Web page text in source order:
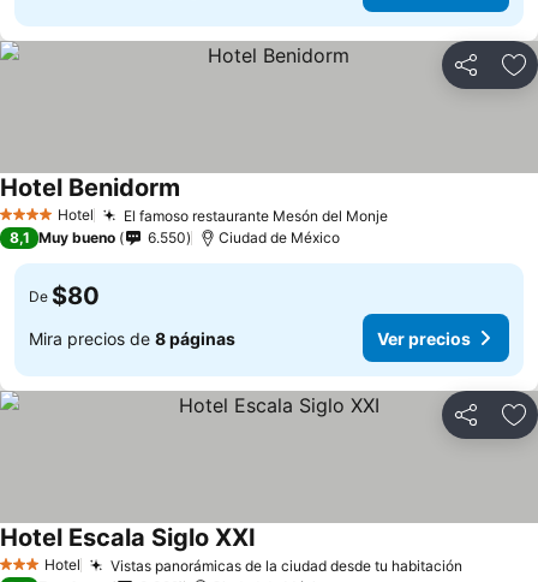
Compartir
4 EstrellasHotel El famoso restaurante Mesón del Monje
Hotel Benidorm
8,1 Muy bueno 6.550 Ciudad de México
De $80
Mira precios de 8 páginas Ver precios
Compartir
3 Estrellas
Hotel Vistas panorámicas de la ciudad desde tu habitación
Hotel Escala Siglo XXI